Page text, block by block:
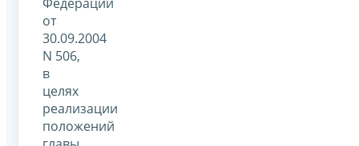
от
30.09.2004
N 506,
в
целях
реализации
положений